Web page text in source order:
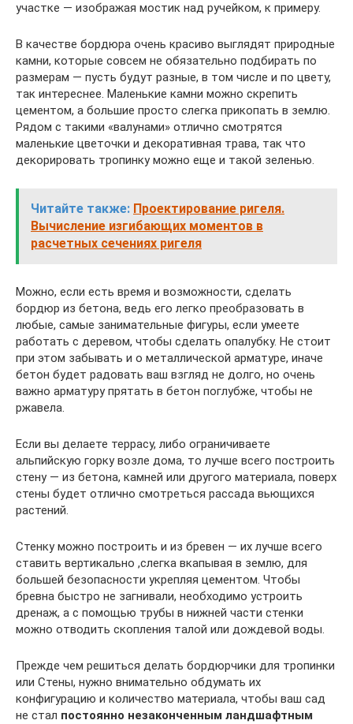
участке — изображая мостик над ручейком, к примеру.
В качестве бордюра очень красиво выглядят природные
камни, которые совсем не обязательно подбирать по
размерам — пусть будут разные, в том числе и по цвету,
так интереснее. Маленькие камни можно скрепить
цементом, а большие просто слегка прикопать в землю.
Рядом с такими «валунами» отлично смотрятся
маленькие цветочки и декоративная трава, так что
декорировать тропинку можно еще и такой зеленью.
Читайте также: Проектирование ригеля.
Вычисление изгибающих моментов в
расчетных сечениях ригеля
Можно, если есть время и возможности, сделать
бордюр из бетона, ведь его легко преобразовать в
любые, самые занимательные фигуры, если умеете
работать с деревом, чтобы сделать опалубку. Не стоит
при этом забывать и о металлической арматуре, иначе
бетон будет радовать ваш взгляд не долго, но очень
важно арматуру прятать в бетон поглубже, чтобы не
ржавела.
Если вы делаете террасу, либо ограничиваете
альпийскую горку возле дома, то лучше всего построить
стену — из бетона, камней или другого материала, поверх
стены будет отлично смотреться рассада вьющихся
растений.
Стенку можно построить и из бревен — их лучше всего
ставить вертикально ,слегка вкапывая в землю, для
большей безопасности укрепляя цементом. Чтобы
бревна быстро не загнивали, необходимо устроить
дренаж, а с помощью трубы в нижней части стенки
можно отводить скопления талой или дождевой воды.
Прежде чем решиться делать бордюрчики для тропинки
или Стены, нужно внимательно обдумать их
конфигурацию и количество материала, чтобы ваш сад
не стал постоянно незаконченным ландшафтным